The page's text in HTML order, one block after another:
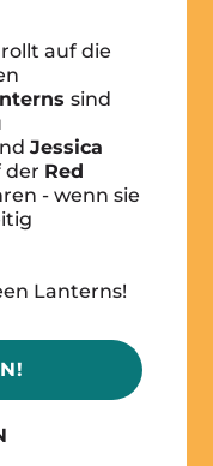
auf die
sind
Jessica
der Red
- wenn sie
Lanterns!